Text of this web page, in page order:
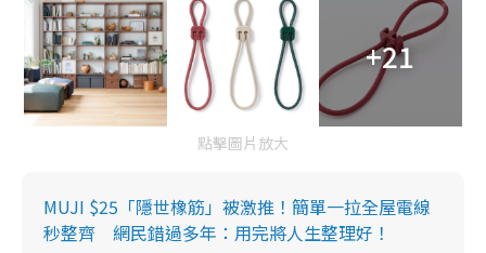
+21
點擊圖片放大
MUJI $25「隱世橡筋」被激推！簡單一拉全屋電線
秒整齊 網民錯過多年：用完將人生整理好！